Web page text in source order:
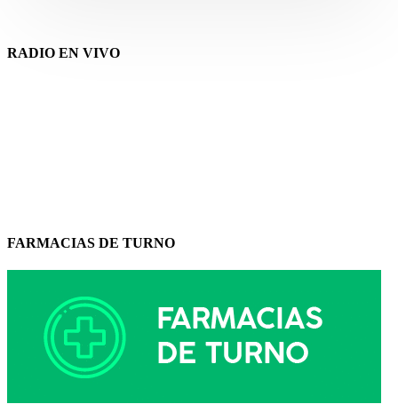
RADIO EN VIVO
FARMACIAS DE TURNO